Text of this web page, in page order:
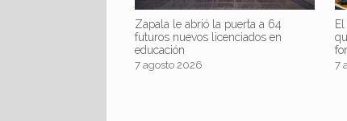
Zapala le abrió la puerta a 64
futuros nuevos licenciados en
educación
7 agosto 2026 7